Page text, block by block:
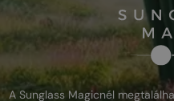
A Sunglass Magicnél